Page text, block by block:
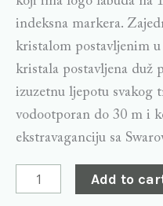
indeksna markera.
kristalom postavljenim
kristala postavljena duž
izuzetnu ljepotu svakog
vodootporan do 30 m i
ekstravaganciju sa
Add to